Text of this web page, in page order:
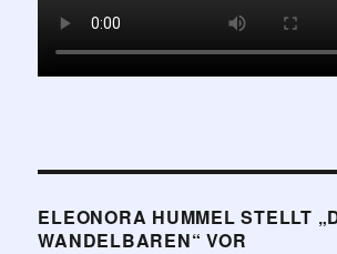
ELEONORA HUMMEL STELLT
WANDELBAREN“ VOR